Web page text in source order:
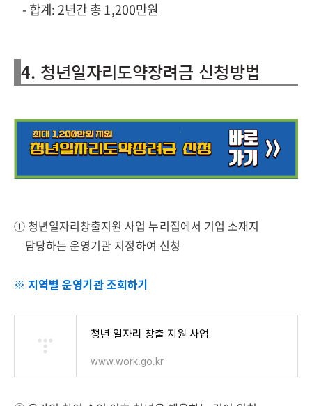
- 합계: 2년간 총 1,200만원
4. 청년일자리도약장려금 신청방법
① 청년일자리창출지원 사업 누리집에서 기업 소재지
담당하는 운영기관 지정하여 신청
※ 지역별 운영기관 조회하기
청년 일자리 창출 지원 사업
www.work.go.kr